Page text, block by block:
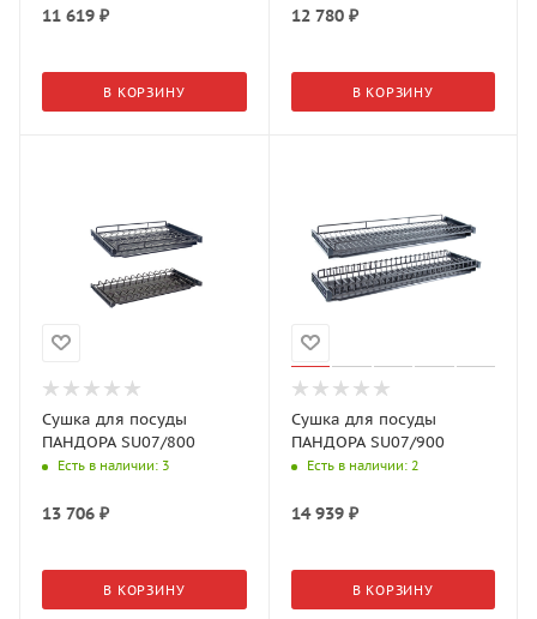
11 619 ₽
В КОРЗИНУ
12 780₽
В КОРЗИНУ
Сушка для посуды
ПАНДОРА SU07/800
Есть в наличии: 3
13 706 ₽
В КОРЗИНУ
Сушка для посуды
ПАНДОРА SU07/900
Есть в наличии: 2
14 939₽
В КОРЗИНУ